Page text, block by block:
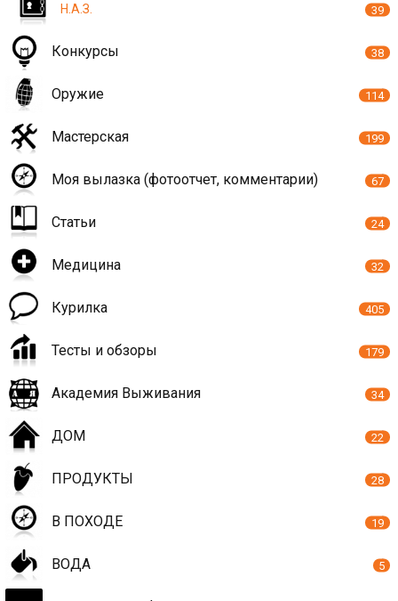
Н.А.З. 39
Конкурсы 38
Оружие 114
Мастерская 199
Моя вылазка (фотоотчет, комментарии) 67
Статьи 24
Медицина 32
Курилка 405
Тесты и обзоры 179
Академия Выживания 34
ДОМ 22
ПРОДУКТЫ 28
В ПОХОДЕ 19
ВОДА 5